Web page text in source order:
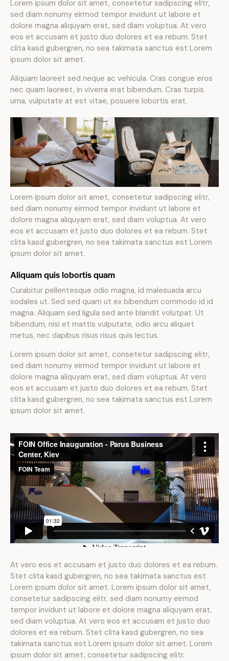
Lorem ipsum dolor sit amet, consetetur sadipscing elitr,
sed diam nonumy eirmod tempor invidunt ut labore et
dolore magna aliquyam erat, sed diam voluptua. At vero
eos et accusam et justo duo dolores et ea rebum. Stet
clita kasd gubergren, no sea takimata sanctus est Lorem
ipsum dolor sit amet.
Aliquam laoreet sed neque ac vehicula. Cras congue eros
nec quam laoreet, in viverra erat bibendum. Cras turpis
urna, vulputate at est vitae, posuere lobortis erat.
Lorem ipsum dolor sit amet, consetetur sadipscing elitr,
sed diam nonumy eirmod tempor invidunt ut labore et
dolore magna aliquyam erat, sed diam voluptua. At vero
eos et accusam et justo duo dolores et ea rebum. Stet
clita kasd gubergren, no sea takimata sanctus est Lorem
ipsum dolor sit amet.
Aliquam quis lobortis quam
Curabitur pellentesque odio magna, id malesuada arcu
sodales ut. Sed sed quam ut ex bibendum commodo id id
magna. Aliquam sed ligula sed ante blandit volutpat. Ut
bibendum, nisi et mattis vulputate, odio arcu aliquet
metus, nec dapibus risus risus quis lectus.
Lorem ipsum dolor sit amet, consetetur sadipscing elitr,
sed diam nonumy eirmod tempor invidunt ut labore et
dolore magna aliquyam erat, sed diam voluptua. At vero
eos et accusam et justo duo dolores et ea rebum. Stet
clita kasd gubergren, no sea takimata sanctus est Lorem
ipsum dolor sit amet.
At vero eos et accusam et justo duo dolores et ea rebum.
Stet clita kasd gubergren, no sea takimata sanctus est
Lorem ipsum dolor sit amet. Lorem ipsum dolor sit amet,
consetetur sadipscing elitr, sed diam nonumy eirmod
tempor invidunt ut labore et dolore magna aliquyam erat,
sed diam voluptua. At vero eos et accusam et justo duo
dolores et ea rebum. Stet clita kasd gubergren, no sea
takimata sanctus est Lorem ipsum dolor sit amet. Lorem
ipsum dolor sit amet, consetetur sadipscing elitr.